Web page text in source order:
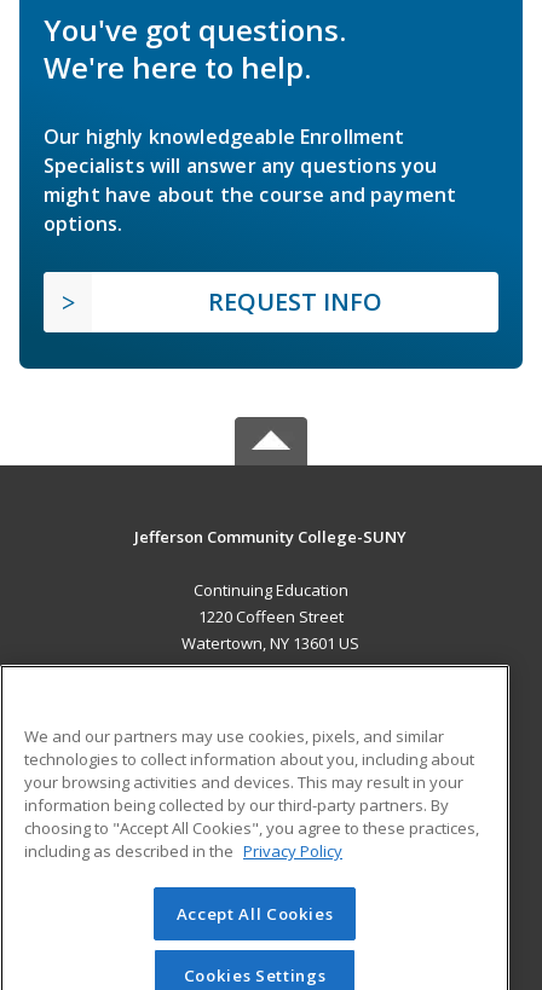
You've got questions.
We're here to help.
Our highly knowledgeable Enrollment
Specialists will answer any questions you
might have about the course and payment
options.
REQUEST INFO
Jefferson Community College-SUNY
Continuing Education
1220 Coffeen Street
Watertown, NY 13601 US
ADDITIONAL RESOURCES
Military
Financial Assistance
Help
Student Blog
© 2026 ed2go, a division of Cengage Learning. All rights
reserved. The material on this site cannot be reproduced or
redistributed unless you have obtained prior written
We and our partners may use cookies, pixels, and similar
technologies to collect information about you, including about
your browsing activities and devices. This may result in your
information being collected by our third-party partners. By
choosing to "Accept All Cookies", you agree to these practices,
including as described in the Privacy Policy
Accept All Cookies
Cookies Settings